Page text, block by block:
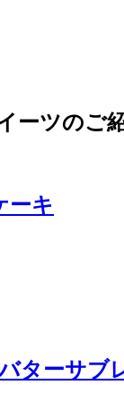
ーツのご
ーキ
ターサブ